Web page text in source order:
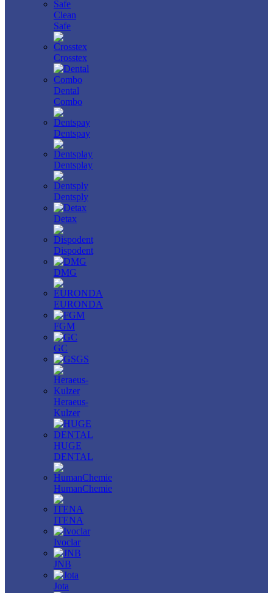
Clean
Safe
Crosstex
Dental
Combo
Dentspay
Dentsplay
Dentsply
Detax
Dispodent
DMG
EURONDA
FGM
GC
GS
Heraeus-
Kulzer
HUGE
DENTAL
HumanChemie
ITENA
Ivoclar
JNB
Jota